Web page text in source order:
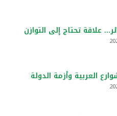
علاقة تحتاج إلى التوازن
العربية وأزمة الدولة